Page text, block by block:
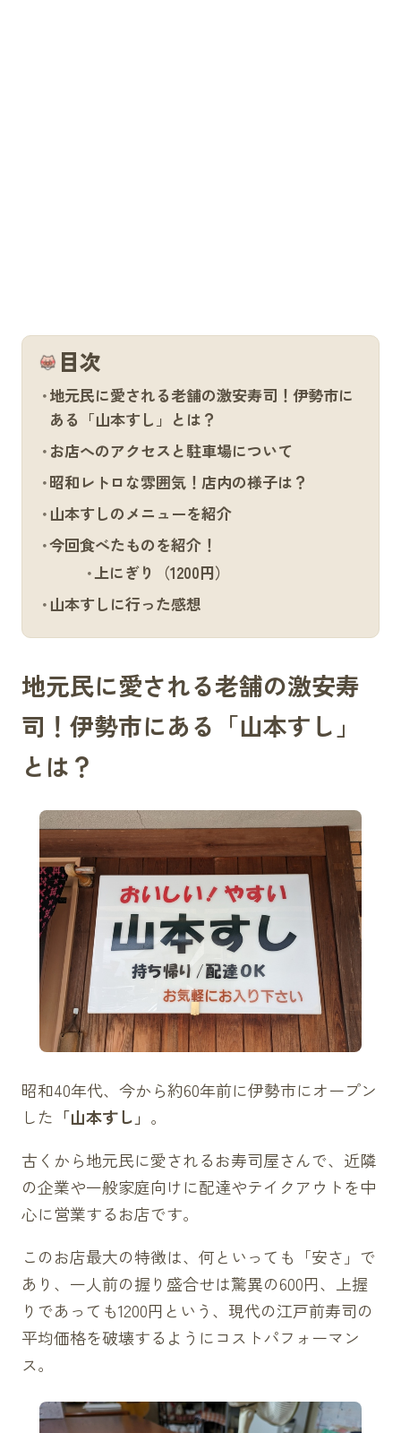
目次
地元民に愛される老舗の激安寿司！伊勢市に
ある「山本すし」とは？
お店へのアクセスと駐車場について
昭和レトロな雰囲気！店内の様子は？
山本すしのメニューを紹介
今回食べたものを紹介！
上にぎり（1200円）
山本すしに行った感想
地元民に愛される老舗の激安寿
司！伊勢市にある「山本すし」
とは？
昭和40年代、今から約60年前に伊勢市にオープン
した 「山本すし」 。
古くから地元民に愛されるお寿司屋さんで、近隣
の企業や一般家庭向けに配達やテイクアウトを中
心に営業するお店です。
このお店最大の特徴は、何といっても「安さ」で
あり、一人前の握り盛合せは驚異の600円、上握
りであっても1200円という、現代の江戸前寿司の
平均価格を破壊するようにコストパフォーマン
ス。